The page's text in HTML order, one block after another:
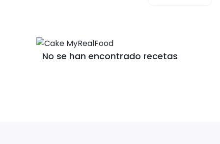
No se han encontrado recetas